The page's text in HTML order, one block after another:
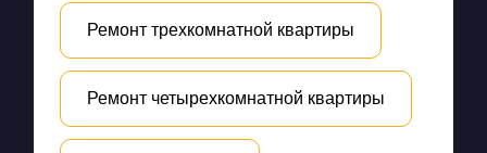
Ремонт трехкомнатной квартиры
Ремонт четырехкомнатной квартиры